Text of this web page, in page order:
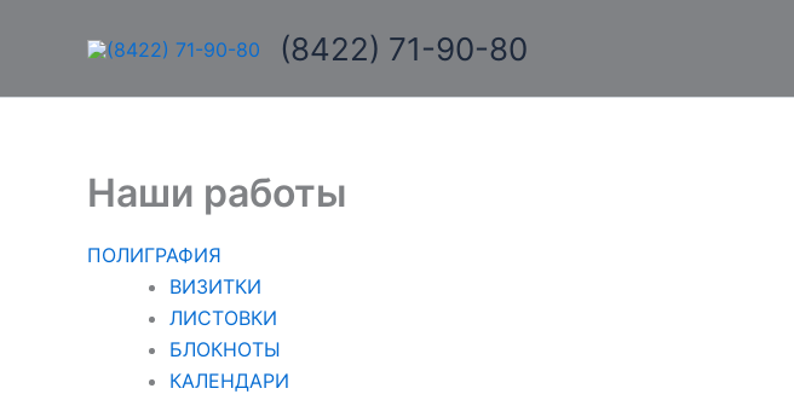
(8422) 71-90-80
Наши работы
ПОЛИГРАФИЯ
ВИЗИТКИ
ЛИСТОВКИ
БЛОКНОТЫ
КАЛЕНДАРИ